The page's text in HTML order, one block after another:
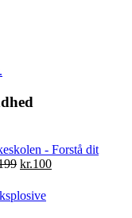
- Forstå dit
Den
pris
var:
kr.100Den